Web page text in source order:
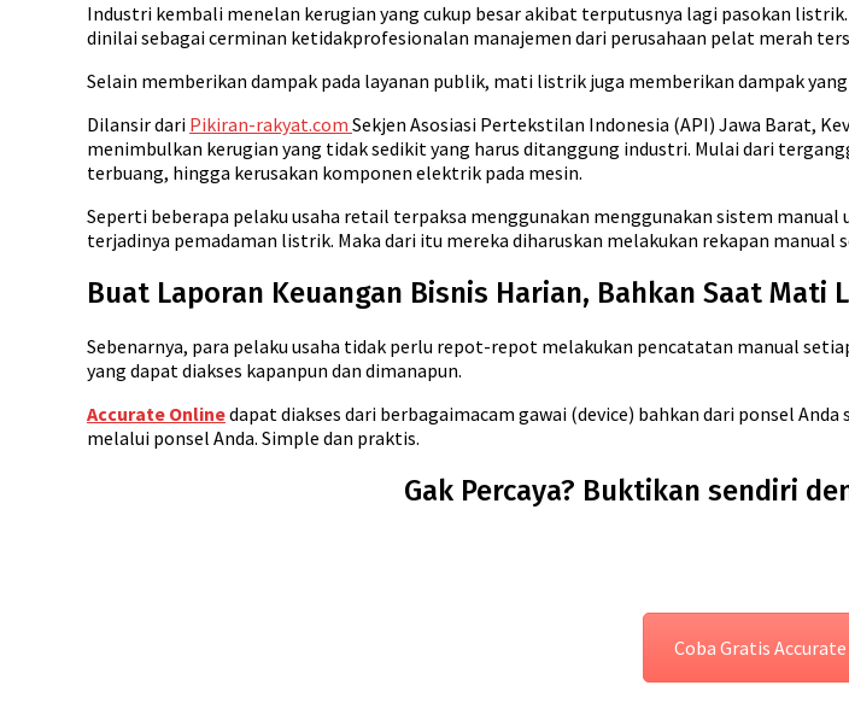
Industri kembali menelan kerugian yang cukup besar akibat terputusnya lagi pasokan
dinilai sebagai cerminan ketidakprofesionalan manajemen dari perusahaan pelat merah
Selain memberikan dampak pada layanan publik, mati listrik juga memberikan dampak
Dilansir dari Pikiran-rakyat.com Sekjen Asosiasi Pertekstilan Indonesia (API) Jawa Barat,
menimbulkan kerugian yang tidak sedikit yang harus ditanggung industri. Mulai dari
terbuang, hingga kerusakan komponen elektrik pada mesin.
Seperti beberapa pelaku usaha retail terpaksa menggunakan menggunakan sistem
terjadinya pemadaman listrik. Maka dari itu mereka diharuskan melakukan rekapan
Buat Laporan Keuangan Bisnis Harian, Bahkan Saat Mati
Sebenarnya, para pelaku usaha tidak perlu repot-repot melakukan pencatatan manual
yang dapat diakses kapanpun dan dimanapun.
Accurate Onlinedapat diakses dari berbagaimacam gawai (device) bahkan dari ponsel
melalui ponsel Anda. Simple dan praktis.
Gak Percaya? Buktikan sendiri
Coba Gratis